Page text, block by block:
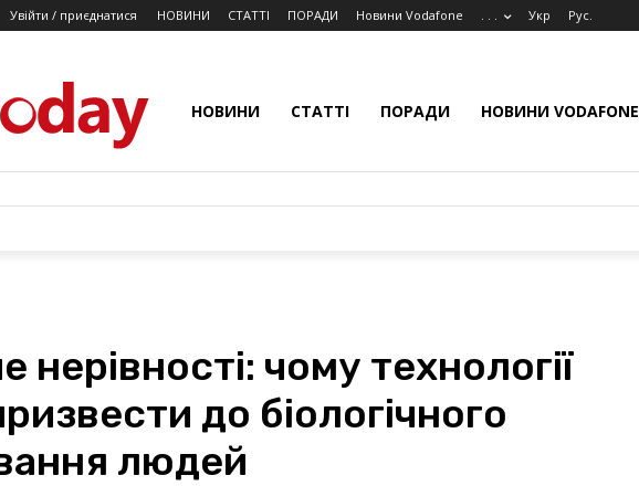
Увійти / приєднатися НОВИНИ СТАТТІ ПОРАДИ Новини Vodafone . . . Укр Рус.
НОВИНИ СТАТТІ ПОРАДИ НОВИНИ VODAFONE
нерівності: чому технології
до біологічного
людей